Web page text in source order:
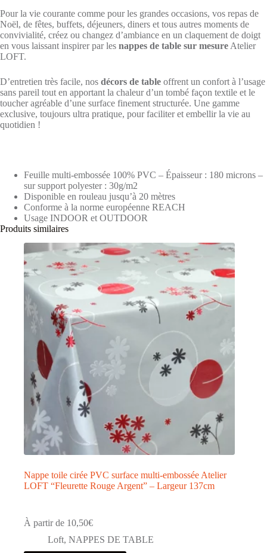
Pour la vie courante comme pour les grandes occasions, vos repas de
Noël, de fêtes, buffets, déjeuners, diners et tous autres moments de
convivialité, créez ou changez d’ambiance en un claquement de doigt
en vous laissant inspirer par les nappes de table sur mesure Atelier
LOFT.
D’entretien très facile, nos décors de table offrent un confort à l’usage
sans pareil tout en apportant la chaleur d’un tombé façon textile et le
toucher agréable d’une surface finement structurée. Une gamme
exclusive, toujours ultra pratique, pour faciliter et embellir la vie au
quotidien !
Feuille multi-embossée 100% PVC – Épaisseur : 180 microns –
sur support polyester : 30g/m2
Disponible en rouleau jusqu’à 20 mètres
Conforme à la norme européenne REACH
Usage INDOOR et OUTDOOR
Produits similaires
Nappe toile cirée PVC surface multi-embossée Atelier
LOFT “Fleurette Rouge Argent” – Largeur 137cm
À partir de 10,50€
Loft, NAPPES DE TABLE